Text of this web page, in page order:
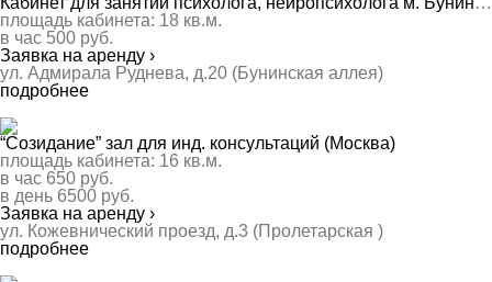
площадь кабинета: 18 кв.м.
в час 500 руб.
Заявка на аренду ›
ул. Адмирала Руднева, д.20 (Бунинская аллея)
подробнее
“Созидание” зал для инд. консультаций (Москва)
площадь кабинета: 16 кв.м.
в час 650 руб.
в день 6500 руб.
Заявка на аренду ›
ул. Кожевнический проезд, д.3 (Пролетарская )
подробнее